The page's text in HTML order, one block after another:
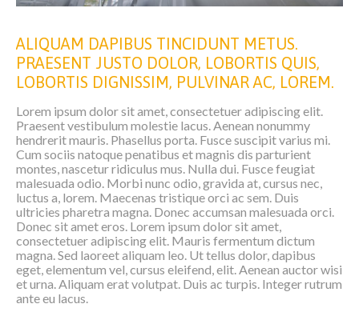
ALIQUAM DAPIBUS TINCIDUNT METUS.
PRAESENT JUSTO DOLOR, LOBORTIS QUIS,
LOBORTIS DIGNISSIM, PULVINAR AC, LOREM.
Lorem ipsum dolor sit amet, consectetuer adipiscing elit.
Praesent vestibulum molestie lacus. Aenean nonummy
hendrerit mauris. Phasellus porta. Fusce suscipit varius mi.
Cum sociis natoque penatibus et magnis dis parturient
montes, nascetur ridiculus mus. Nulla dui. Fusce feugiat
malesuada odio. Morbi nunc odio, gravida at, cursus nec,
luctus a, lorem. Maecenas tristique orci ac sem. Duis
ultricies pharetra magna. Donec accumsan malesuada orci.
Donec sit amet eros. Lorem ipsum dolor sit amet,
consectetuer adipiscing elit. Mauris fermentum dictum
magna. Sed laoreet aliquam leo. Ut tellus dolor, dapibus
eget, elementum vel, cursus eleifend, elit. Aenean auctor wisi
et urna. Aliquam erat volutpat. Duis ac turpis. Integer rutrum
ante eu lacus.